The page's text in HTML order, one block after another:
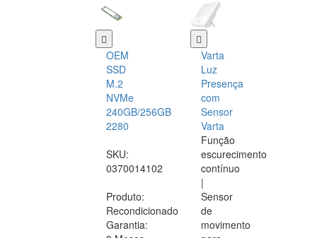
OEM
SSD
M.2
NVMe
240GB/256GB
2280
SKU:
0370014102
Produto:
Recondicionado
Garantia:
Varta
Luz
Presença
com
Sensor
Varta
Função
escurecimento
contínuo
|
Sensor
de
movimento